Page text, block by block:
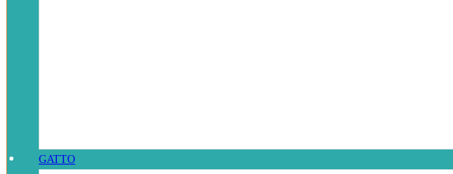
GATTO